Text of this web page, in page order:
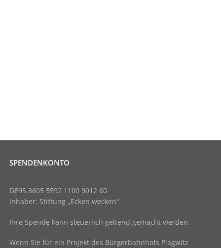
SPENDENKONTO
DE95 8605 5592 1100 9012 60
Inhaber: Stiftung „Ecken wecken“
Ihre Spende kann steuerlich geltend gemacht werden.
Wenn Sie für ein Projekt des Bürgerbahnhofs Plagwitz